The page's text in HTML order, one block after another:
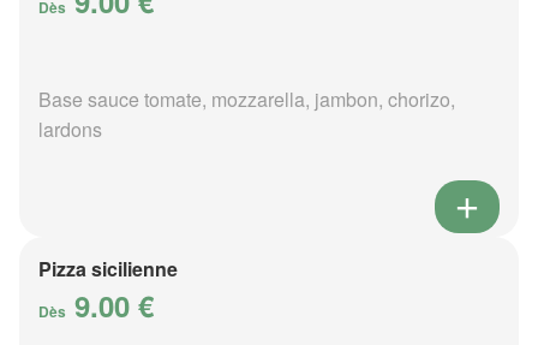
Dès
Base sauce tomate, mozzarella, jambon, chorizo,
lardons
Pizza sicilienne
Dès 9.00 €